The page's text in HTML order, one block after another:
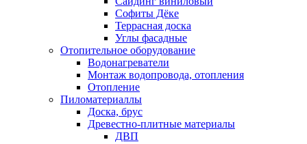
Софиты Дёке
Террасная доска
Углы фасадные
Отопительное оборудование
Водонагреватели
Монтаж водопровода, отопления
Отопление
Пиломатериаллы
Доска, брус
Древестно-плитные материалы
ДВП